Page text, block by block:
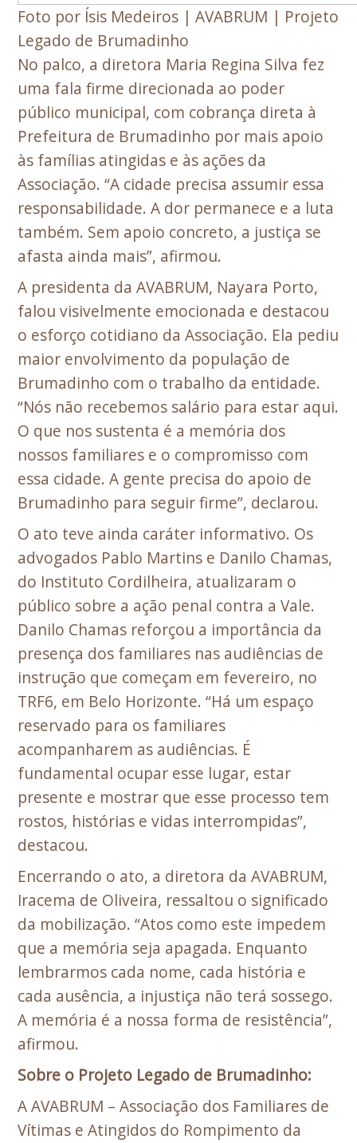
Foto por Ísis Medeiros | AVABRUM | Projeto
Legado de Brumadinho
No palco, a diretora Maria Regina Silva fez
uma fala firme direcionada ao poder
público municipal, com cobrança direta à
Prefeitura de Brumadinho por mais apoio
às famílias atingidas e às ações da
Associação. “A cidade precisa assumir essa
responsabilidade. A dor permanece e a luta
também. Sem apoio concreto, a justiça se
afasta ainda mais”, afirmou.
A presidenta da AVABRUM, Nayara Porto,
falou visivelmente emocionada e destacou
o esforço cotidiano da Associação. Ela pediu
maior envolvimento da população de
Brumadinho com o trabalho da entidade.
“Nós não recebemos salário para estar aqui.
O que nos sustenta é a memória dos
nossos familiares e o compromisso com
essa cidade. A gente precisa do apoio de
Brumadinho para seguir firme”, declarou.
O ato teve ainda caráter informativo. Os
advogados Pablo Martins e Danilo Chamas,
do Instituto Cordilheira, atualizaram o
público sobre a ação penal contra a Vale.
Danilo Chamas reforçou a importância da
presença dos familiares nas audiências de
instrução que começam em fevereiro, no
TRF6, em Belo Horizonte. “Há um espaço
reservado para os familiares
acompanharem as audiências. É
fundamental ocupar esse lugar, estar
presente e mostrar que esse processo tem
rostos, histórias e vidas interrompidas”,
destacou.
Encerrando o ato, a diretora da AVABRUM,
Iracema de Oliveira, ressaltou o significado
da mobilização. “Atos como este impedem
que a memória seja apagada. Enquanto
lembrarmos cada nome, cada história e
cada ausência, a injustiça não terá sossego.
A memória é a nossa forma de resistência”,
afirmou.
Sobre o Projeto Legado de Brumadinho:
A AVABRUM – Associação dos Familiares de
Vítimas e Atingidos do Rompimento da